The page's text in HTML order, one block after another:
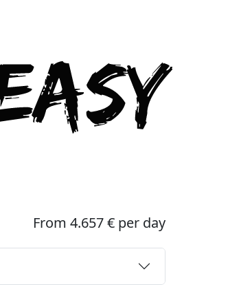
From 4.657 € per day